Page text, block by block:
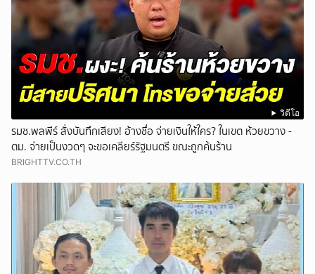
วิดีโอ
รมช.พลพีร์ สั่งบันทึกเสียง! อ้างชื่อ จ่ายเงินให้ใคร? ในเขต ห้วยขวาง -
ตม. จ่ายเป็นงวดๆ จะขอเคลียร์รัฐมนตรี ขณะถูกค้นร้าน
BRIGHTTV.CO.TH